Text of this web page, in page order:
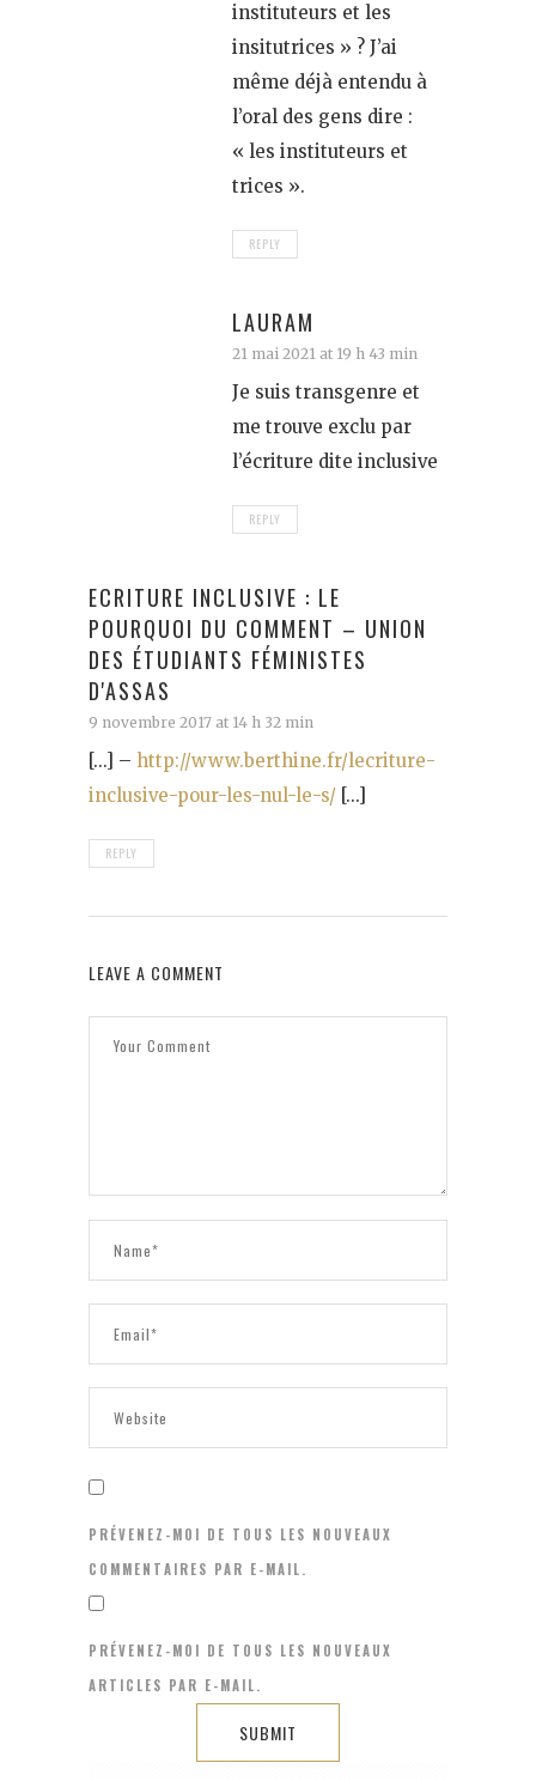
instituteurs et les
insitutrices » ? J’ai
même déjà entendu à
l’oral des gens dire :
« les instituteurs et
trices ».
REPLY
LAURAM
21 mai 2021 at 19 h 43 min
Je suis transgenre et
me trouve exclu par
l’écriture dite inclusive
REPLY
ECRITURE INCLUSIVE : LE
POURQUOI DU COMMENT – UNION
DES ÉTUDIANTS FÉMINISTES
D'ASSAS
9 novembre 2017 at 14 h 32 min
[…] – http://www.berthine.fr/lecriture-
inclusive-pour-les-nul-le-s/ […]
REPLY
LEAVE A COMMENT
PRÉVENEZ-MOI DE TOUS LES NOUVEAUX
COMMENTAIRES PAR E-MAIL.
PRÉVENEZ-MOI DE TOUS LES NOUVEAUX
ARTICLES PAR E-MAIL.